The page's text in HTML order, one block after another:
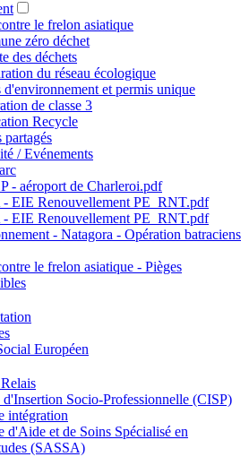
le frelon asiatique
zéro déchet
des déchets
du réseau écologique
d'environnement et permis unique
de classe 3
Recycle
partagés
/ Evénements
- aéroport de Charleroi.pdf
EIE Renouvellement PE_RNT.pdf
EIE Renouvellement PE_RNT.pdf
- Natagora - Opération batraciens
le frelon asiatique - Pièges
Européen
d'Insertion Socio-Professionnelle (CISP)
intégration
d'Aide et de Soins Spécialisé en
(SASSA)